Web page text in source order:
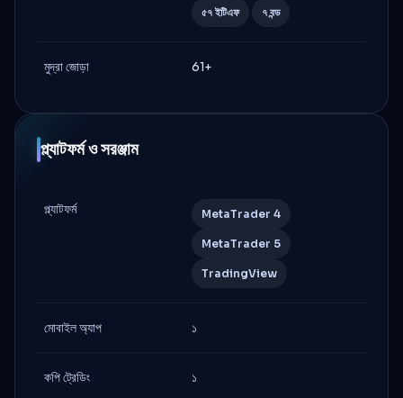
৫৭ ইটিএফ ৭ বন্ড
মুদ্রা জোড়া 61+
প্ল্যাটফর্ম ও সরঞ্জাম
প্ল্যাটফর্ম MetaTrader 4
MetaTrader 5
TradingView
মোবাইল অ্যাপ ১
কপি ট্রেডিং ১